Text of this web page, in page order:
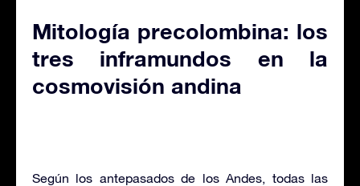
Mitología precolombina: los
tres inframundos en la
cosmovisión andina
Según los antepasados de los Andes, todas las